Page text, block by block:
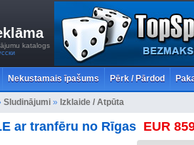
katalogs
Nekustamais īpašums Pērk / Pārdod
Sludinājumi » Izklaide / Atpūta
ar tranfēru no Rīgas EUR